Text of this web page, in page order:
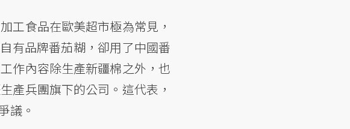
工食品在歐美超市極為常見，
有品牌番茄糊，卻用了中國番
作內容除生產新疆棉之外，也
產兵團旗下的公司。這代表，
議。